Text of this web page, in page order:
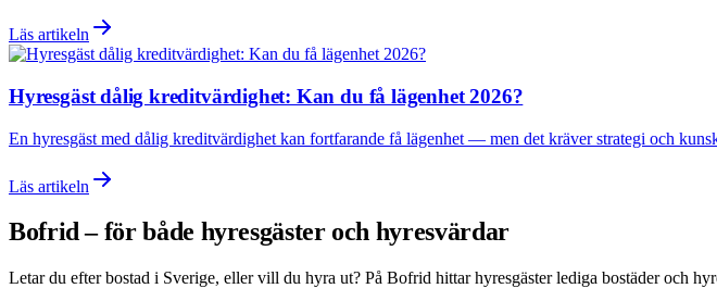
Läs artikeln
Hyresgäst dålig kreditvärdighet: Kan du få lägenhet 2026?
En hyresgäst med dålig kreditvärdighet kan fortfarande få lägenhet — men det kräver strategi och
Läs artikeln
Bofrid – för både hyresgäster och hyresvärdar
Letar du efter bostad i Sverige, eller vill du hyra ut? På Bofrid hittar hyresgäster lediga bostäder och